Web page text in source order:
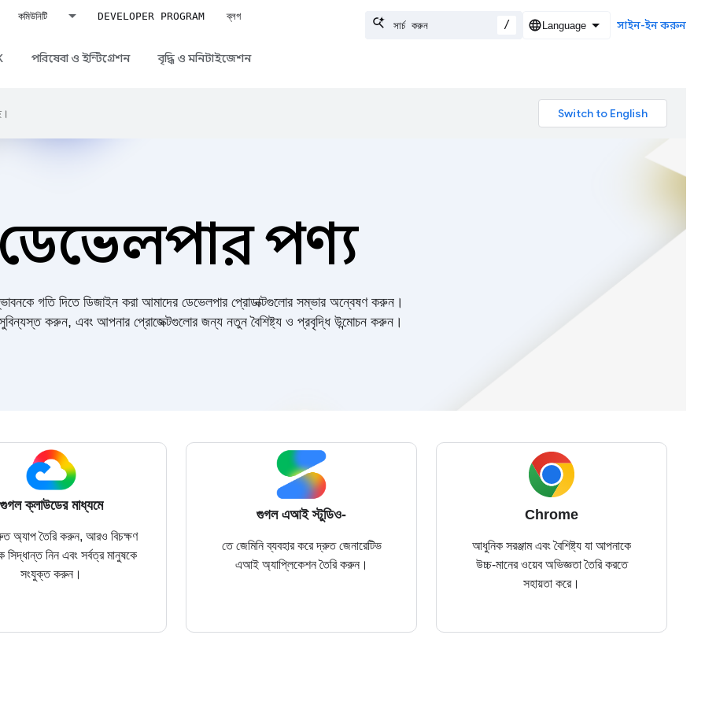
কমিউনিটি DEVELOPER PROGRAM ব্লগ
/ সাইন-ইন করুন
পরিষেবা ও ইন্টিগ্রেশন বৃদ্ধি ও মনিটাইজেশন
ডেভেলপার পণ্য
গতি দিতে ডিজাইন করা আমাদের ডেভেলপার প্রোডাক্টগুলোর সম্ভার অন্বেষণ করুন।
করুন, এবং আপনার প্রোজেক্টগুলোর জন্য নতুন বৈশিষ্ট্য ও প্রবৃদ্ধি উন্মোচন করুন।
গুগল ক্লাউডের মাধ্যমে
অ্যাপ তৈরি করুন, আরও বিচক্ষণ
সিদ্ধান্ত নিন এবং সর্বত্র মানুষকে
সংযুক্ত করুন।
গুগল এআই স্টুডিও-
তে জেমিনি ব্যবহার করে দ্রুত জেনারেটিভ
এআই অ্যাপ্লিকেশন তৈরি করুন।
Chrome
আধুনিক সরঞ্জাম এবং বৈশিষ্ট্য যা আপনাকে
উচ্চ-মানের ওয়েব অভিজ্ঞতা তৈরি করতে
সহায়তা করে।